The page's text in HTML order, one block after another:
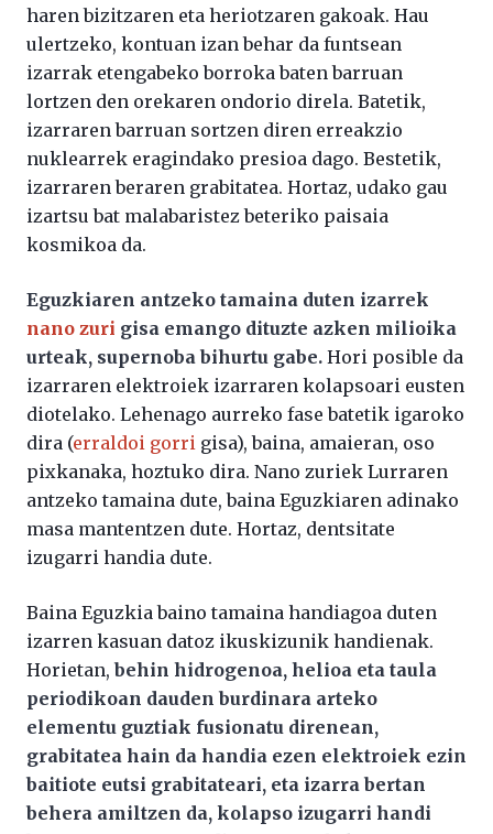
haren bizitzaren eta heriotzaren gakoak. Hau
ulertzeko, kontuan izan behar da funtsean
izarrak etengabeko borroka baten barruan
lortzen den orekaren ondorio direla. Batetik,
izarraren barruan sortzen diren erreakzio
nuklearrek eragindako presioa dago. Bestetik,
izarraren beraren grabitatea. Hortaz, udako gau
izartsu bat malabaristez beteriko paisaia
kosmikoa da.
Eguzkiaren antzeko tamaina duten izarrek
nano zuri gisa emango dituzte azken milioika
urteak, supernoba bihurtu gabe. Hori posible da
izarraren elektroiek izarraren kolapsoari eusten
diotelako. Lehenago aurreko fase batetik igaroko
dira (erraldoi gorri gisa), baina, amaieran, oso
pixkanaka, hoztuko dira. Nano zuriek Lurraren
antzeko tamaina dute, baina Eguzkiaren adinako
masa mantentzen dute. Hortaz, dentsitate
izugarri handia dute.
Baina Eguzkia baino tamaina handiagoa duten
izarren kasuan datoz ikuskizunik handienak.
Horietan,behin hidrogenoa, helioa eta taula
periodikoan dauden burdinara arteko
elementu guztiak fusionatu direnean,
grabitatea hain da handia ezen elektroiek ezin
baitiote eutsi grabitateari, eta izarra bertan
behera amiltzen da, kolapso izugarri handi